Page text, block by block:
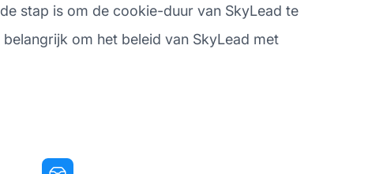
stap is om de cookie-duur van SkyLead te
om het beleid van SkyLead met